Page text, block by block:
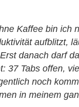
Kaffee bin
Produktivität
Erst danach
es nicht: 37
den man
in fünf